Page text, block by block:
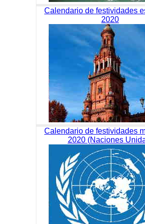
Calendario de festividades
2020
Calendario de festividades
2020 (Naciones